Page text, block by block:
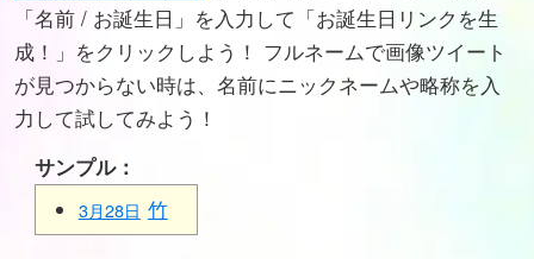
「名前 / お誕生日」を入力して「お誕生日リンクを生
成！」をクリックしよう！ フルネームで画像ツイート
が見つからない時は、名前にニックネームや略称を入
力して試してみよう！
サンプル：
3月28日 竹